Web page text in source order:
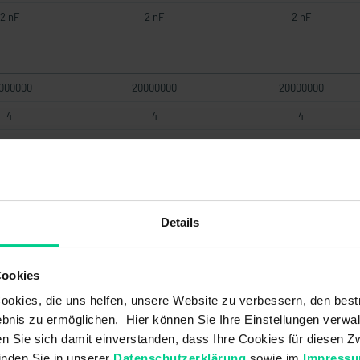
Details
die uns helfen, unsere Website zu verbessern, den
zu ermöglichen. Hier können Sie Ihre Einstellungen
Sie sich damit einverstanden, dass Ihre Cookies für diesen
2 nF 2 nF 2 nF
20000000 20000000
4 4 4
mm 0,5 mm 0,5 mm
3 mm
mm 23 mm 23 mm